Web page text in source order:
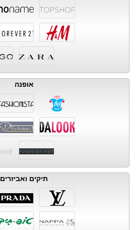
אופנה
תיקים ואביזרים